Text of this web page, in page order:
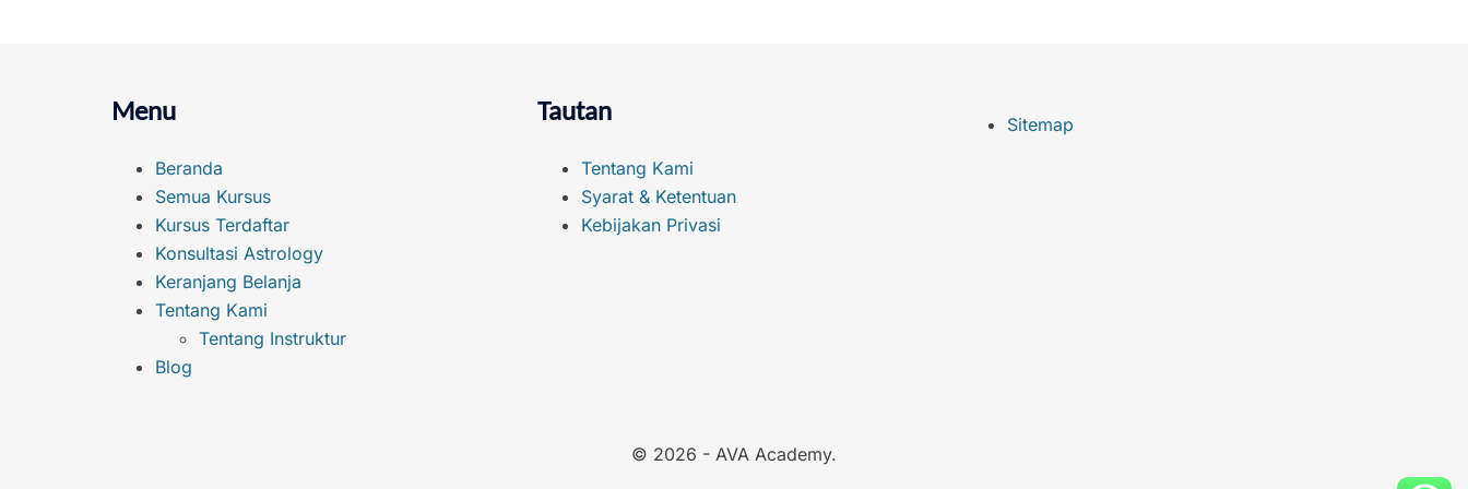
Menu
Beranda
Semua Kursus
Kursus Terdaftar
Konsultasi Astrology
Keranjang Belanja
Tentang Kami
Tentang Instruktur
Blog
Tautan
Tentang Kami
Syarat & Ketentuan
Kebijakan Privasi
Sitemap
© 2026 - AVA Academy.